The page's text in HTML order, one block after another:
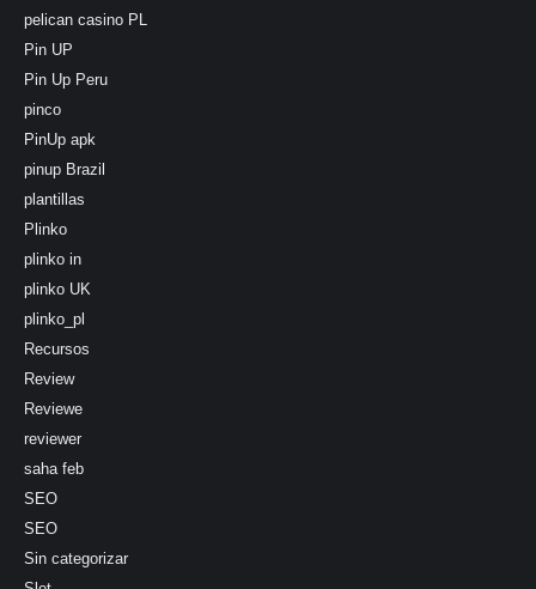
pelican casino PL
Pin UP
Pin Up Peru
pinco
PinUp apk
pinup Brazil
plantillas
Plinko
plinko in
plinko UK
plinko_pl
Recursos
Review
Reviewe
reviewer
saha feb
SEO
SEO
Sin categorizar